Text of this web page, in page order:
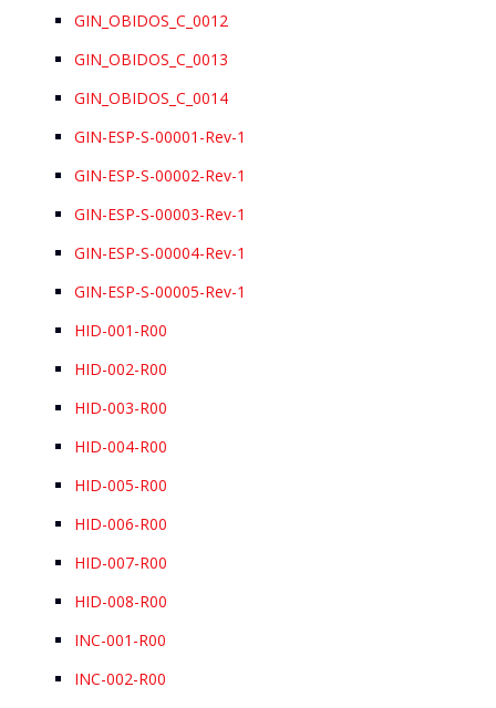
GIN_OBIDOS_C_0012
GIN_OBIDOS_C_0013
GIN_OBIDOS_C_0014
GIN-ESP-S-00001-Rev-1
GIN-ESP-S-00002-Rev-1
GIN-ESP-S-00003-Rev-1
GIN-ESP-S-00004-Rev-1
GIN-ESP-S-00005-Rev-1
HID-001-R00
HID-002-R00
HID-003-R00
HID-004-R00
HID-005-R00
HID-006-R00
HID-007-R00
HID-008-R00
INC-001-R00
INC-002-R00